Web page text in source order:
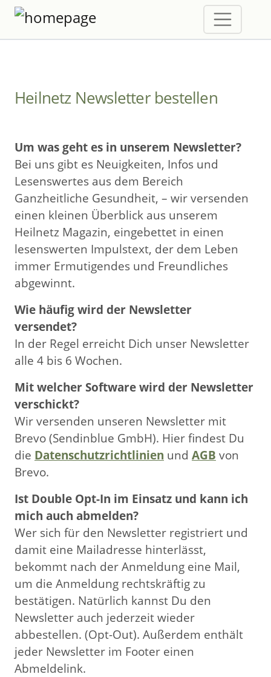
Heilnetz Newsletter bestellen
Um was geht es in unserem Newsletter?
Bei uns gibt es Neuigkeiten, Infos und
Lesenswertes aus dem Bereich
Ganzheitliche Gesundheit, – wir versenden
einen kleinen Überblick aus unserem
Heilnetz Magazin, eingebettet in einen
lesenswerten Impulstext, der dem Leben
immer Ermutigendes und Freundliches
abgewinnt.
Wie häufig wird der Newsletter
versendet?
In der Regel erreicht Dich unser Newsletter
alle 4 bis 6 Wochen.
Mit welcher Software wird der Newsletter
verschickt?
Wir versenden unseren Newsletter mit
Brevo (Sendinblue GmbH). Hier findest Du
die Datenschutzrichtlinien und AGB von
Brevo.
Ist Double Opt-In im Einsatz und kann ich
mich auch abmelden?
Wer sich für den Newsletter registriert und
damit eine Mailadresse hinterlässt,
bekommt nach der Anmeldung eine Mail,
um die Anmeldung rechtskräftig zu
bestätigen. Natürlich kannst Du den
Newsletter auch jederzeit wieder
abbestellen. (Opt-Out). Außerdem enthält
jeder Newsletter im Footer einen
Abmeldelink.